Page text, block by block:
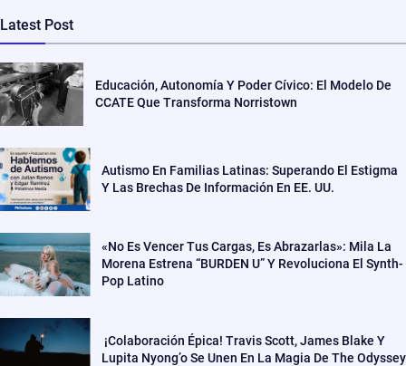
Latest Post
Educación, Autonomía Y Poder Cívico: El Modelo De
CCATE Que Transforma Norristown
Autismo En Familias Latinas: Superando El Estigma
Y Las Brechas De Información En EE. UU.
«No Es Vencer Tus Cargas, Es Abrazarlas»: Mila La
Morena Estrena “BURDEN U” Y Revoluciona El Synth-
Pop Latino
¡Colaboración Épica! Travis Scott, James Blake Y
Lupita Nyong’o Se Unen En La Magia De The Odyssey